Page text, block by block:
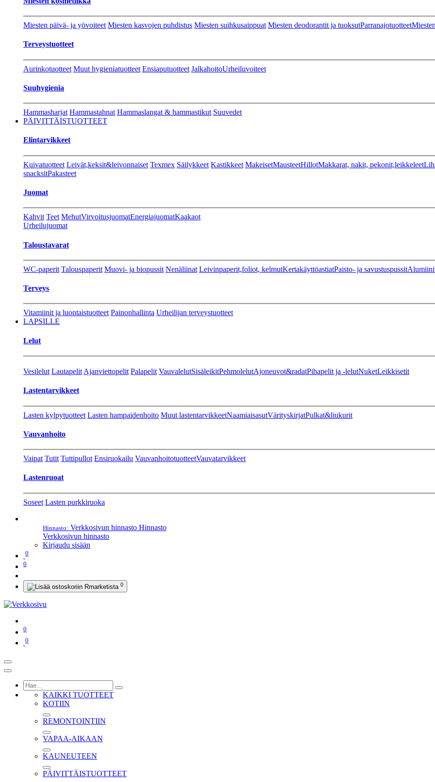
Miesten päivä- ja yövoiteet Miesten kasvojen puhdistus Miesten suihkusaippuat Miesten deodorantit ja tuoksutParranajotuotteet
Terveystuotteet
Aurinkotuotteet Muut hygieniatuotteet Ensiaputuotteet JalkahoitoUrheiluvoiteet
Suuhygienia
Hammasharjat Hammastahnat Hammaslangat & hammastikut Suuvedet
PÄIVITTÄISTUOTTEET
Elintarvikkeet
Kuivatuotteet Leivät,keksit&leivonnaiset Texmex Säilykkeet Kastikkeet MakeisetMausteetHillotMakkarat, nakit, pekonit,leikkeleet
snacksitPakasteet
Juomat
Kahvit Teet MehutVirvoitusjuomatEnergiajuomatKaakaot
Urheilujuomat
Taloustavarat
WC-paperit Talouspaperit Muovi- ja biopussit Nenäliinat Leivinpaperit,foliot, kelmutKertakäyttöastiatPaisto- ja savustuspussit
Terveys
Vitamiinit ja luontaistuotteet Painonhallinta Urheilijan terveystuotteet
LAPSILLE
Lelut
Vesilelut Lautapelit Ajanviettopelit Palapelit VauvalelutSisäleikitPehmolelutAjoneuvot&radatPihapelit ja -lelutNuketLeikkisetit
Lastentarvikkeet
Lasten kylpytuotteet Lasten hampaidenhoito Muut lastentarvikkeetNaamiaisasutVärityskirjatPulkat&liukurit
Vauvanhoito
Vaipat Tutit Tuttipullot Ensiruokailu VauvanhoitotuotteetVauvatarvikkeet
Lastenruoat
Soseet Lasten purkkiruoka
Hinnasto: Verkkosivun hinnasto Hinnasto
Verkkosivun hinnasto
Kirjaudu sisään
0
0
0
0
0
KAIKKI TUOTTEET
KOTIIN
REMONTOINTIIN
VAPAA-AIKAAN
KAUNEUTEEN
PÄIVITTÄISTUOTTEET